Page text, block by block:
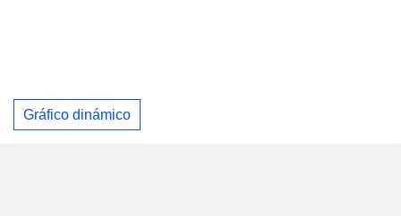
Gráfico dinámico